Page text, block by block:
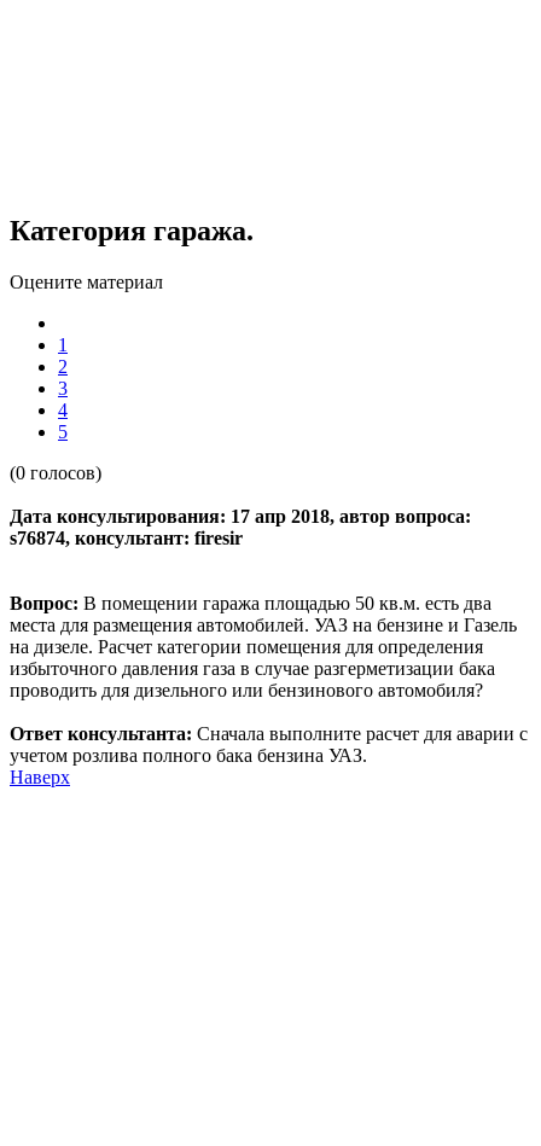
Категория гаража.
Оцените материал
1
2
3
4
5
(0 голосов)
Дата консультирования: 17 апр 2018, автор вопроса:
s76874, консультант: firesir
Вопрос: В помещении гаража площадью 50 кв.м. есть два
места для размещения автомобилей. УАЗ на бензине и Газель
на дизеле. Расчет категории помещения для определения
избыточного давления газа в случае разгерметизации бака
проводить для дизельного или бензинового автомобиля?
Ответ консультанта: Сначала выполните расчет для аварии с
учетом розлива полного бака бензина УАЗ.
Наверх